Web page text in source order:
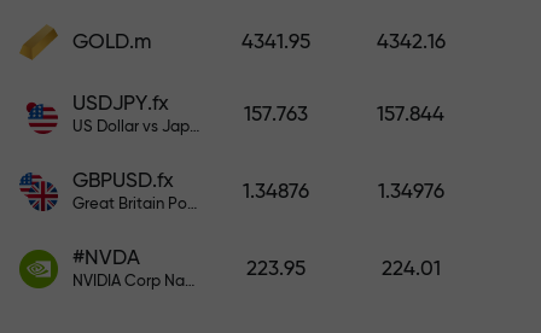
GOLD.m 4341.95 4342.16
USDJPY.fx
US Dollar vs Japanese Yen
157.763 157.844
GBPUSD.fx
Great Britain Pound vs US Dollar
1.34876 1.34976
#NVDA
NVIDIA Corp Nasdaq Stock Exchange (Nasdaq) USD
223.95 224.01